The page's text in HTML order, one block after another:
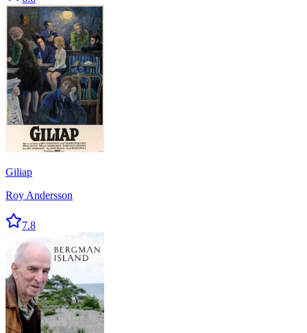
Giliap
Roy Andersson
7.8